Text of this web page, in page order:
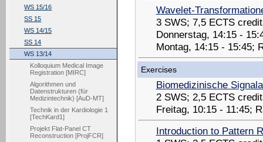
WS 15/16
SS 15
WS 14/15
SS 14
WS 13/14
Kolloquium Medical Image
Registration [MIRC]
Algorithmen und
Datenstrukturen (für
Medizintechnik) [AuD-MT]
Technik in der Kardiologie 1
[TechKard1]
Projekt Flat-Panel CT
Reconstruction [ProjFCR]
Wavelet-
3 SWS; 7,5 ECTS
Donnerstag, 14:15 -
Montag, 14:15 - 15:45;
Exercises
Biomedizinische
2 SWS; 2,5 ECTS
Freitag, 10:15 - 11:45;
Introduction to Pattern